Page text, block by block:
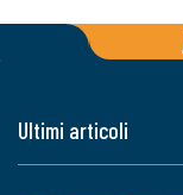
Ultimi articoli